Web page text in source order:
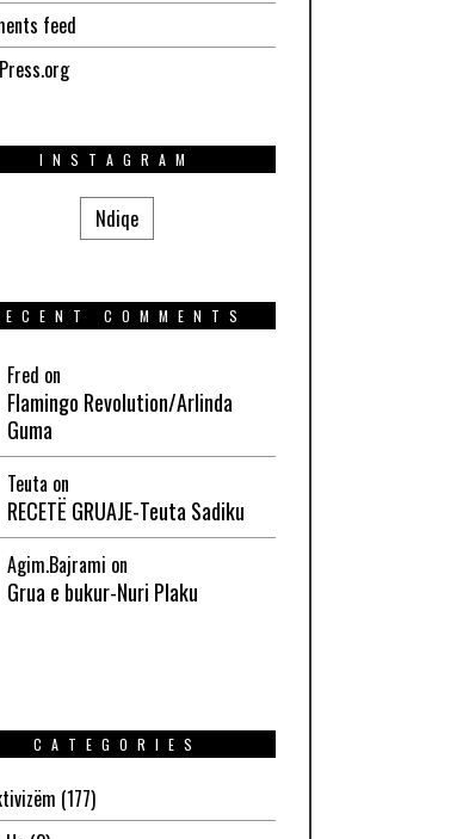
feed
INSTAGRAM
Ndiqe
COMMENTS
Fred on
Flamingo Revolution/Arlinda
Guma
Teuta on
RECETË GRUAJE-Teuta Sadiku
Agim.Bajrami on
Grua e bukur-Nuri Plaku
CATEGORIES
(177)